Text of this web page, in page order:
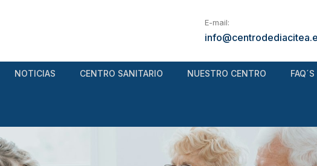
E-mail:
NOTICIAS CENTRO SANITARIO NUESTRO CENTRO FAQ´S